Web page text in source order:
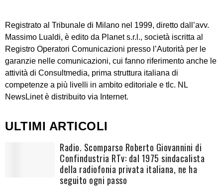
Registrato al Tribunale di Milano nel 1999, diretto dall’avv.
Massimo Lualdi, è edito da Planet s.r.l., società iscritta al
Registro Operatori Comunicazioni presso l’Autorità per le
garanzie nelle comunicazioni, cui fanno riferimento anche le
attività di Consultmedia, prima struttura italiana di
competenze a più livelli in ambito editoriale e tlc. NL
NewsLinet è distribuito via Internet.
ULTIMI ARTICOLI
Radio. Scomparso Roberto Giovannini di
Confindustria RTv: dal 1975 sindacalista
della radiofonia privata italiana, ne ha
seguito ogni passo